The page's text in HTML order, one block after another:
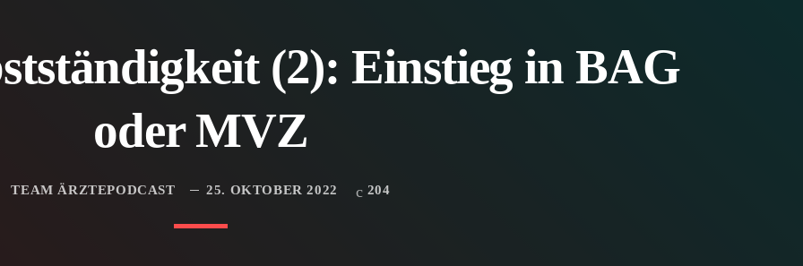
(2): Einstieg in BAG
oder MVZ
TEAM ÄRZTEPODCAST 25. OKTOBER 2022 204